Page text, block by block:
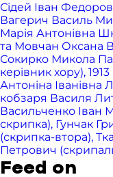
Сідей Іван
Вагерич Василь
Марія Антонівна
та Мовчан Оксана
Сокирко Микола
керівник хору), 1913
Антоніна
кобзаря Василя
Васильченко Іван
скрипка), Гунчак
(скрипка-втора),
Петрович
Feed on